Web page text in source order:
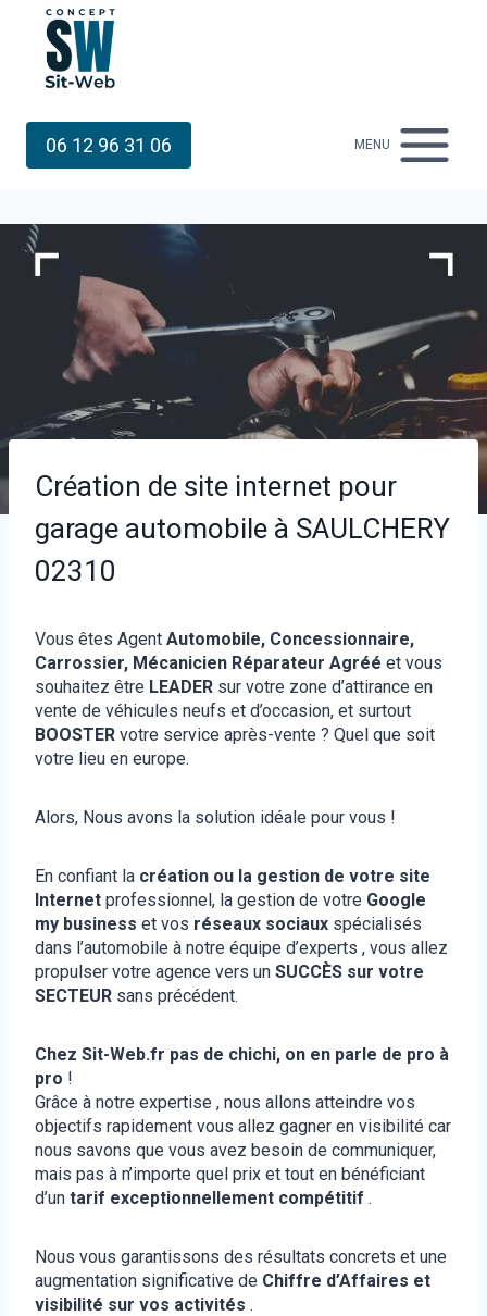
contenu
06 12 96 31 06 MENU
Création de site internet pour
garage automobile à SAULCHERY
02310
Vous êtes Agent Automobile, Concessionnaire,
Carrossier, Mécanicien Réparateur Agréé et vous
souhaitez être LEADER sur votre zone d’attirance en
vente de véhicules neufs et d’occasion, et surtout
BOOSTER votre service après-vente ? Quel que soit
votre lieu en europe.
Alors, Nous avons la solution idéale pour vous !
En confiant la création ou la gestion de votre site
Internet professionnel, la gestion de votre Google
my business et vos réseaux sociaux spécialisés
dans l’automobile à notre équipe d’experts , vous allez
propulser votre agence vers un SUCCÈS sur votre
SECTEUR sans précédent.
Chez Sit-Web.fr pas de chichi, on en parle de pro à
pro !
Grâce à notre expertise , nous allons atteindre vos
objectifs rapidement vous allez gagner en visibilité car
nous savons que vous avez besoin de communiquer,
mais pas à n’importe quel prix et tout en bénéficiant
d’un tarif exceptionnellement compétitif .
Nous vous garantissons des résultats concrets et une
augmentation significative de Chiffre d’Affaires et
visibilité sur vos activités .